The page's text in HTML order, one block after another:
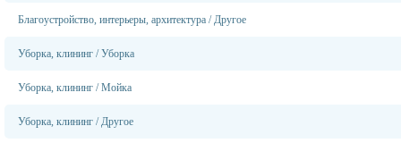
Благоустройство, интерьеры, архитектура /Другое
Уборка, клининг /Уборка
Уборка, клининг /Мойка
Уборка, клининг /Другое